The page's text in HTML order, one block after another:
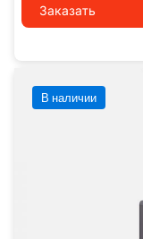
Заказать
В наличии